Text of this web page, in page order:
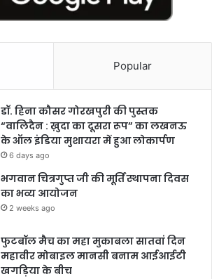
Popular
डॉ. हिना कौसर गोरखपुरी की पुस्तक
“वालिदैन : ख़ुदा का दूसरा रूप” का लखनऊ
के ऑल इंडिया मुशायरा में हुआ लोकार्पण
6 days ago
भगवान चित्रगुप्त जी की मूर्ति स्थापना दिवस
का भव्य आयोजन
2 weeks ago
फुटबॉल मैच का महा मुकाबला सातवां दिन
महावीर मोबाइल मानसी बनाम आईआईटी
खगड़िया के बीच